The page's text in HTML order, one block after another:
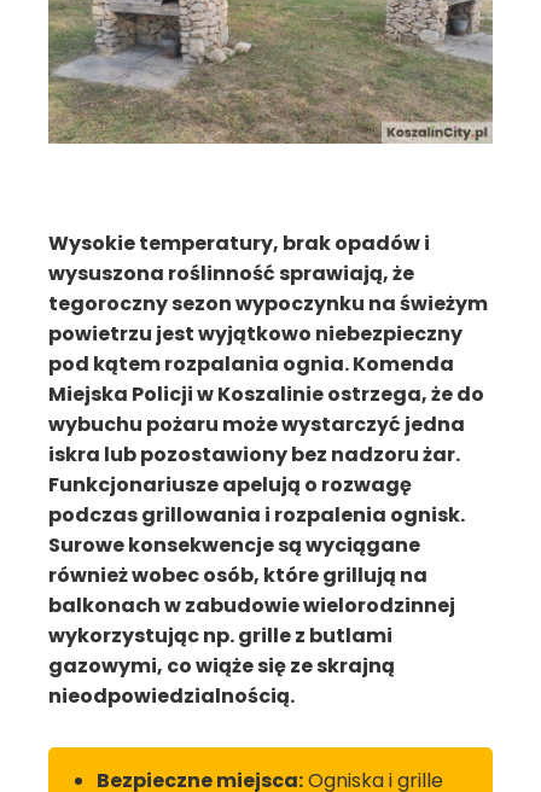
Wysokie temperatury, brak opadów i
wysuszona roślinność sprawiają, że
tegoroczny sezon wypoczynku na świeżym
powietrzu jest wyjątkowo niebezpieczny
pod kątem rozpalania ognia. Komenda
Miejska Policji w Koszalinie ostrzega, że do
wybuchu pożaru może wystarczyć jedna
iskra lub pozostawiony bez nadzoru żar.
Funkcjonariusze apelują o rozwagę
podczas grillowania i rozpalenia ognisk.
Surowe konsekwencje są wyciągane
również wobec osób, które grillują na
balkonach w zabudowie wielorodzinnej
wykorzystując np. grille z butlami
gazowymi, co wiąże się ze skrajną
nieodpowiedzialnością.
Bezpieczne miejsca:Ogniska i grille